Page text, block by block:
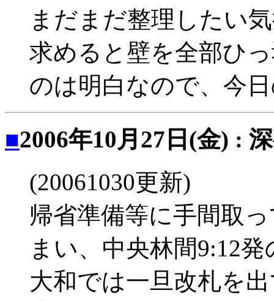
まだまだ整理したい
求めると壁を全部ひ
のは明白なので、今
■2006年10月27日(金) :
(20061030更新)
帰省準備等に手間取
まい、中央林間9:12
大和では一旦改札を